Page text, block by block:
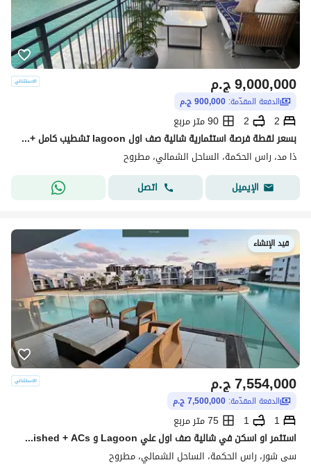
ج.م9,000,000
الدفعة المقدّمة: 900,000 ج.م
2
2
90 متر مربع
بسعر لقطة فرصة استثمارية شالية صف اول lagoon تشطيب كامل + التكيفات فيو مميز للبيع في الساحل الشمالي بالقرب من الماظة باي و مرسي بغوش و سمر وبيت البحر
ذا مد، راس الحكمة، الساحل الشمالي، مطروح
الإيميل
اتصل
قيد الإنشاء
ج.م7,554,000
الدفعة المقدّمة: 7,500,000 ج.م
1
1
75 متر مربع
استثمر او اسكن في شالية صف اول علي Lagoon و fully finished + ACs موقع بانورامي مميز وبخصم 35 % من سعر للبيع في الساحل الشمالي بالقرب من ابراج العليمن
سى شور، راس الحكمة، الساحل الشمالي، مطروح